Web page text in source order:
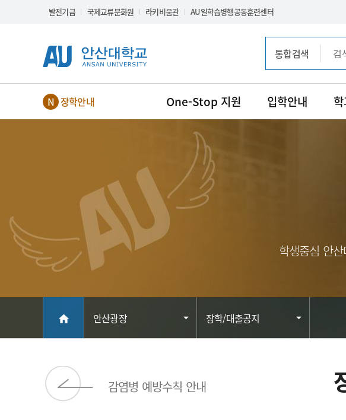
Skip Menu
발전기금 국제교류문화원 라키비움관 AU일학습병행공동훈련센터
통합검색
통합검색
NEW장학안내 One-Stop 지원 입학안내
학생중심 안
home 안산광장 장학/대출공지
감염병 예방수칙 안내